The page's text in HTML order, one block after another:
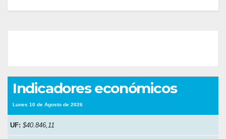
Indicadores económicos
Lunes 10 de Agosto de 2026
UF: $40.846,11